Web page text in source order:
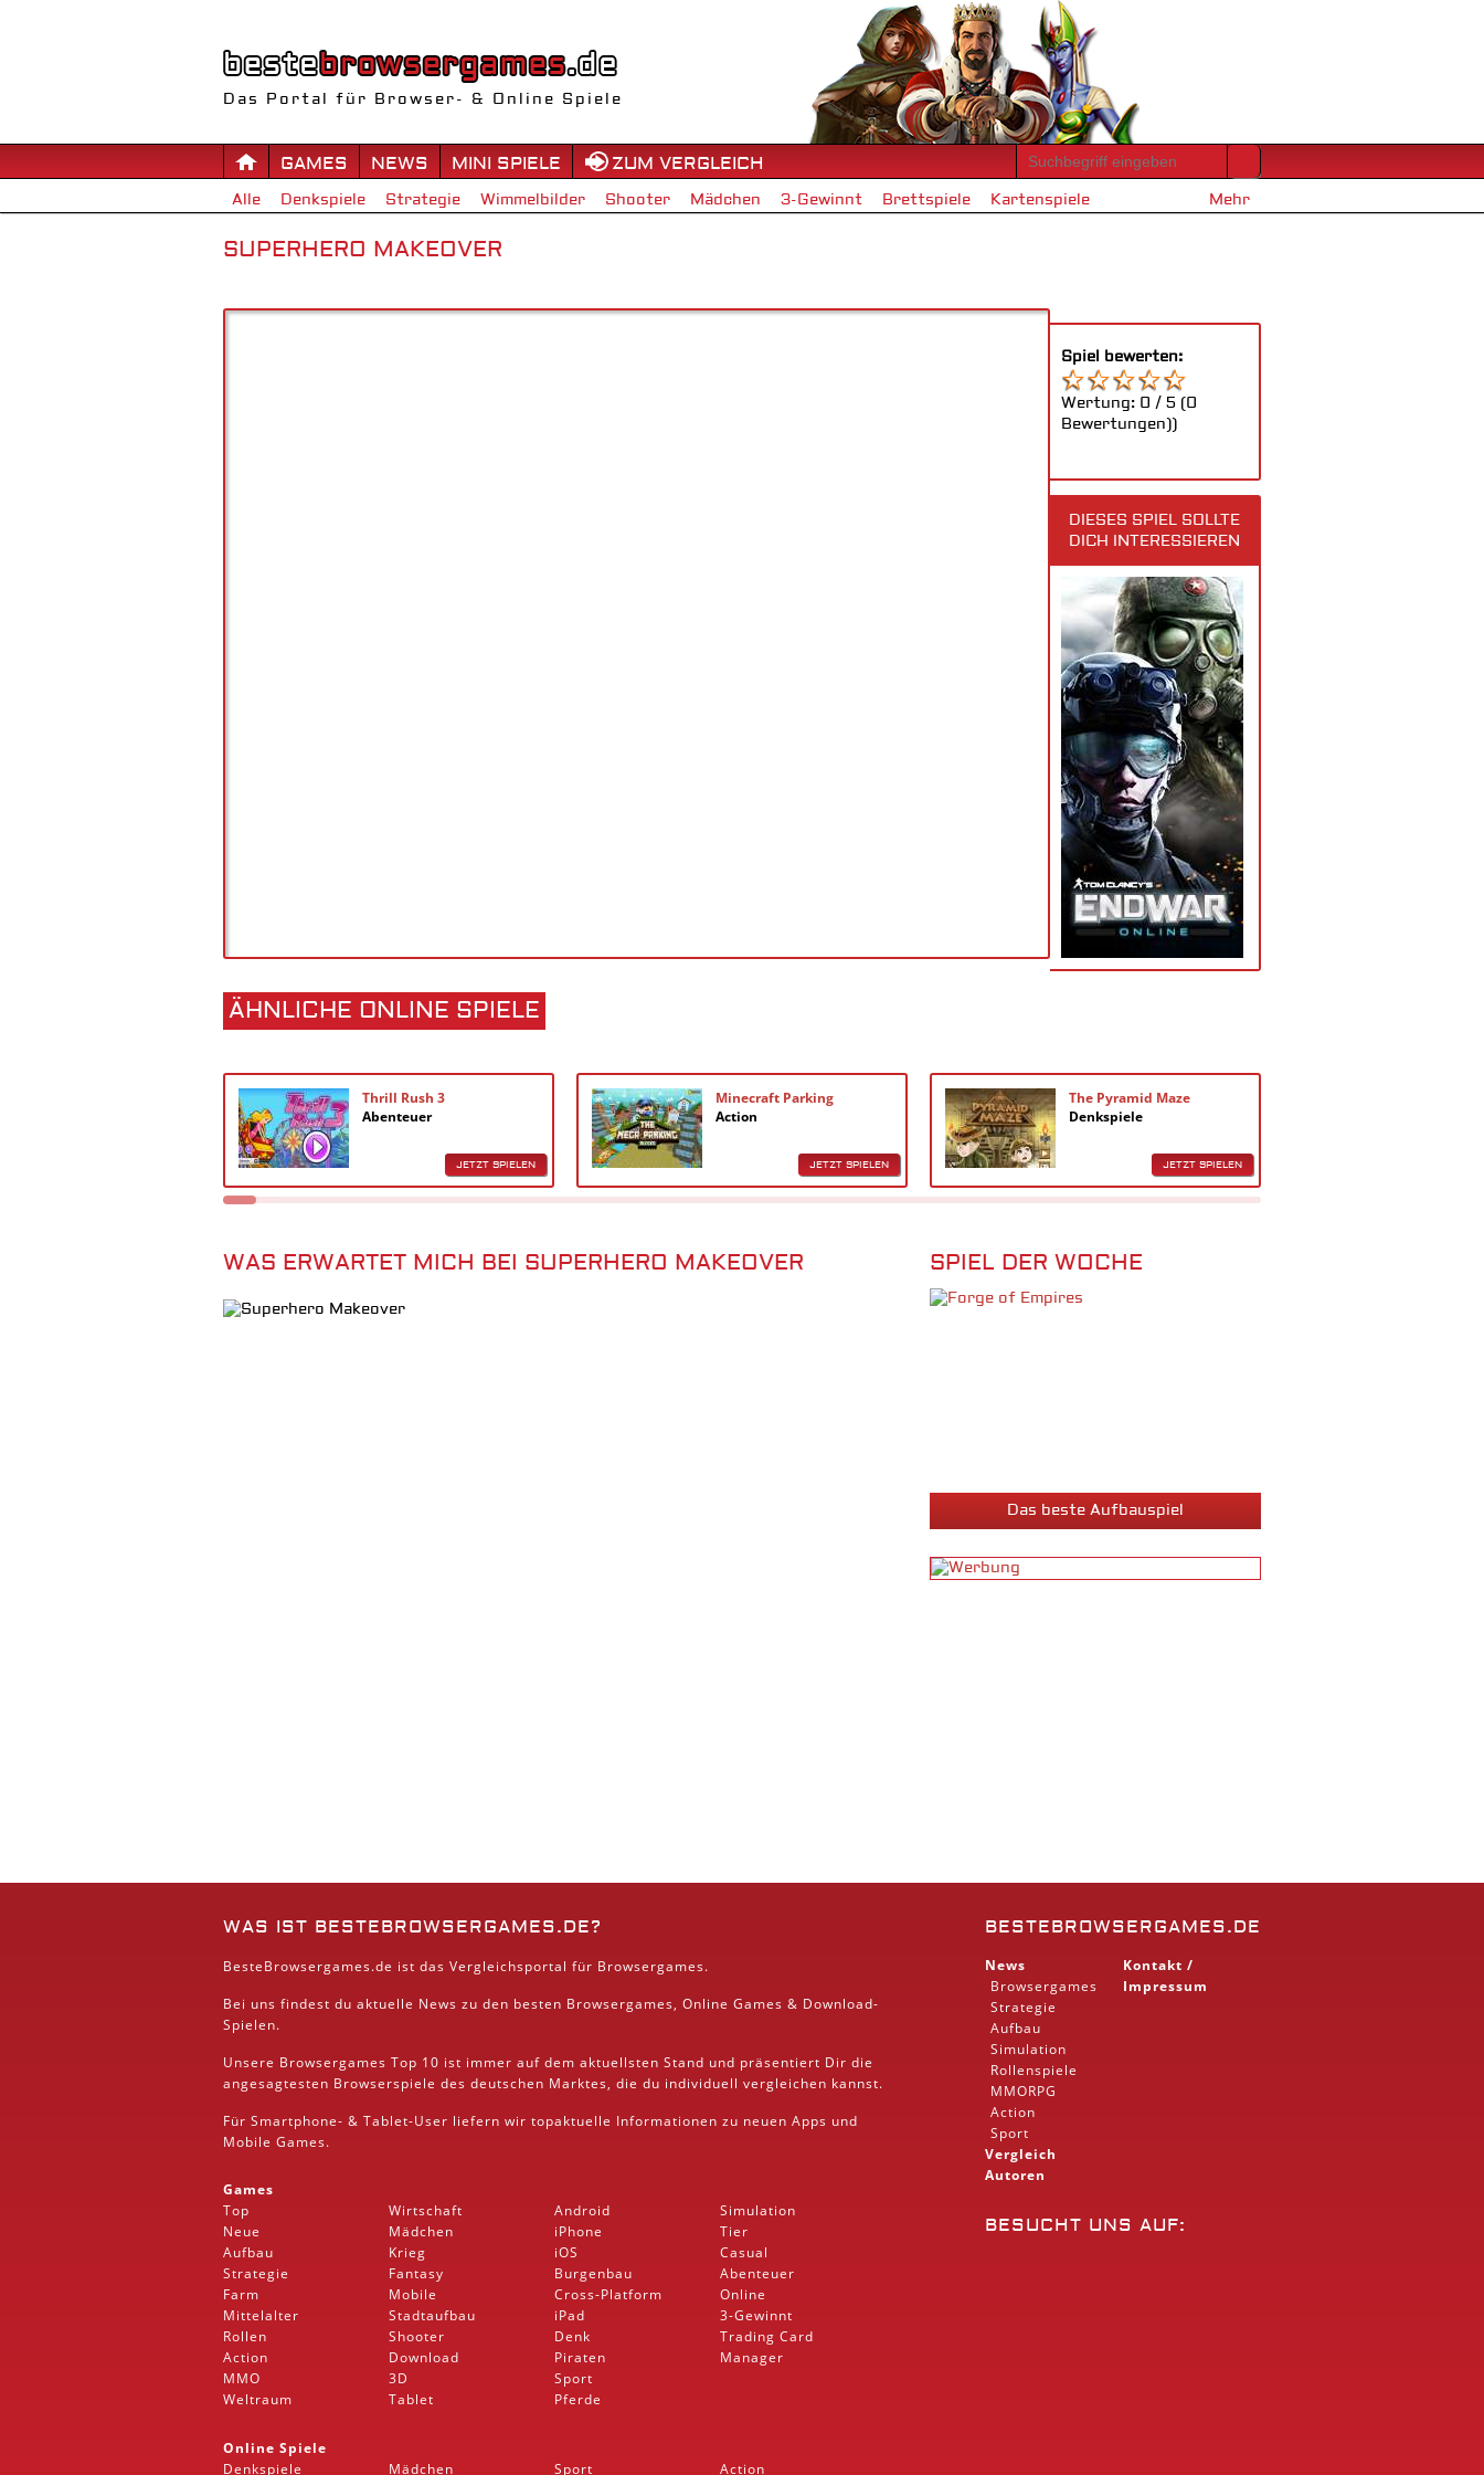
Das Portal für Browser- & Online Spiele
GAMES NEWS MINI SPIELE ZUM VERGLEICH
Alle Denkspiele Strategie Wimmelbilder Shooter Mädchen 3-Gewinnt Brettspiele Kartenspiele Mehr
SUPERHERO MAKEOVER
Spiel bewerten:
Wertung: 0 / 5 (0
Bewertungen))
DIESES SPIEL SOLLTE
DICH INTERESSIEREN
ÄHNLICHE ONLINE SPIELE
Thrill Rush 3
Abenteuer
JETZT SPIELEN
Minecraft Parking
Action
JETZT SPIELEN
The Pyramid Maze
Denkspiele
JETZT SPIELEN
WAS ERWARTET MICH BEI SUPERHERO MAKEOVER SPIEL DER WOCHE
Das beste Aufbauspiel
WAS IST BESTEBROWSERGAMES.DE?
BesteBrowsergames.de ist das Vergleichsportal für Browsergames.
Bei uns findest du aktuelle News zu den besten Browsergames, Online Games & Download-
Spielen.
Unsere Browsergames Top 10 ist immer auf dem aktuellsten Stand und präsentiert Dir die
angesagtesten Browserspiele des deutschen Marktes, die du individuell vergleichen kannst.
Für Smartphone- & Tablet-User liefern wir topaktuelle Informationen zu neuen Apps und
Mobile Games.
Games
Top
Neue
Aufbau
Strategie
Farm
Mittelalter
Rollen
Action
MMO
Weltraum
Wirtschaft
Mädchen
Krieg
Fantasy
Mobile
Stadtaufbau
Shooter
Download
3D
Tablet
Android
iPhone
iOS
Burgenbau
Cross-Platform
iPad
Denk
Piraten
Sport
Pferde
Simulation
Tier
Casual
Abenteuer
Online
3-Gewinnt
Trading Card
Manager
Online Spiele
Denkspiele
Mädchen Sport Action
BESTEBROWSERGAMES.DE
News
Browsergames
Strategie
Aufbau
Simulation
Rollenspiele
MMORPG
Action
Sport
Vergleich
Autoren
Kontakt /
Impressum
BESUCHT UNS AUF: